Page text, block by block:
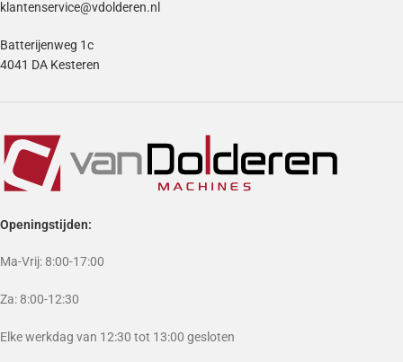
klantenservice@vdolderen.nl
Batterijenweg 1c
4041 DA Kesteren
Openingstijden:
Ma-Vrij: 8:00-17:00
Za: 8:00-12:30
Elke werkdag van 12:30 tot 13:00 gesloten